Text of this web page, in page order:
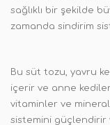
sağlıklı bir şekilde
zamanda sindirim
Bu süt tozu, yavru
içerir ve anne
vitaminler ve
sistemini güçlendirir